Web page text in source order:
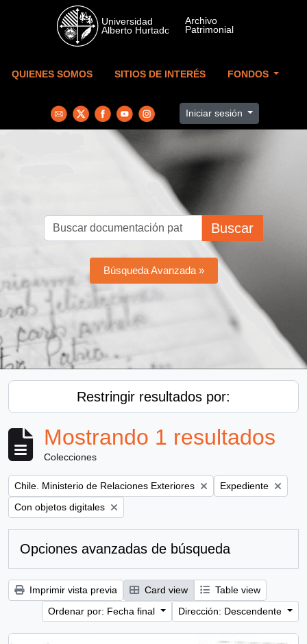
Skip to main content
QUIENES SOMOS SITIOS DE INTERÉS FONDOS
Iniciar sesión
Buscar
Búsqueda Avanzada »
Restringir resultados por:
Mostrando 1 resultados
Colecciones
Remove filter:
Chile. Ministerio de Relaciones Exteriores Remove filter:
Expediente
Remove filter:
Con objetos digitales
Opciones avanzadas de búsqueda
Imprimir vista previa Card view
Table view
Ordenar por: Fecha final
Dirección: Descendente